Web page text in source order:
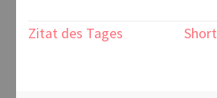
Zitat des Tages